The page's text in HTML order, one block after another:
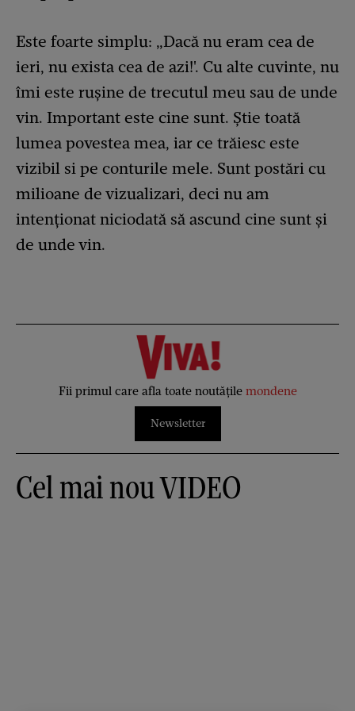
Este foarte simplu: „Dacă nu eram cea de
ieri, nu exista cea de azi!'. Cu alte cuvinte, nu
îmi este rușine de trecutul meu sau de unde
vin. Important este cine sunt. Știe toată
lumea povestea mea, iar ce trăiesc este
vizibil si pe conturile mele. Sunt postări cu
milioane de vizualizari, deci nu am
intenționat niciodată să ascund cine sunt și
de unde vin.
Fii primul care afla toate noutățile mondene
Newsletter
Cel mai nou VIDEO